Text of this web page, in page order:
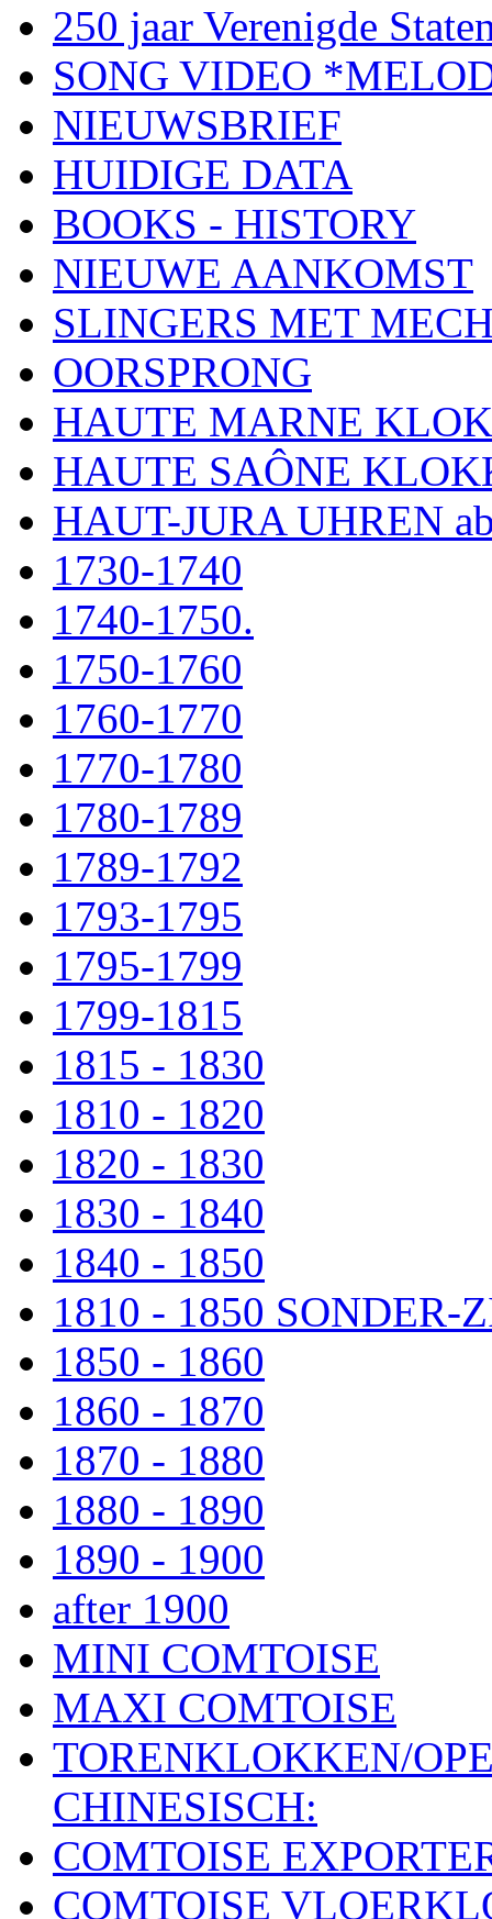
250 jaar Verenigde
SONG VIDEO
NIEUWSBRIEF
HUIDIGE DATA
BOOKS - HISTORY
NIEUWE AANKOMST
SLINGERS MET
OORSPRONG
HAUTE MARNE
HAUTE SAÔNE
HAUT-JURA UHREN
1730-1740
1740-1750.
1750-1760
1760-1770
1770-1780
1780-1789
1789-1792
1793-1795
1795-1799
1799-1815
1815 - 1830
1810 - 1820
1820 - 1830
1830 - 1840
1840 - 1850
1810 - 1850 SONDER-
1850 - 1860
1860 - 1870
1870 - 1880
1880 - 1890
1890 - 1900
after 1900
MINI COMTOISE
MAXI COMTOISE
TORENKLOKKEN/
CHINESISCH:
COMTOISE
COMTOISE